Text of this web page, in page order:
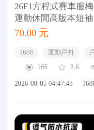
26F1方程式賽車服
運動休閒高版本短袖
70.00 元
1688 運動戶外
166
3.6
2026-08-05 04:47:43